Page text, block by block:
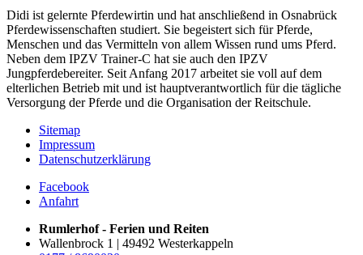
Didi ist gelernte Pferdewirtin und hat anschließend in Osnabrück
Pferdewissenschaften studiert. Sie begeistert sich für Pferde,
Menschen und das Vermitteln von allem Wissen rund ums Pferd.
Neben dem IPZV Trainer-C hat sie auch den IPZV
Jungpferdebereiter. Seit Anfang 2017 arbeitet sie voll auf dem
elterlichen Betrieb mit und ist hauptverantwortlich für die tägliche
Versorgung der Pferde und die Organisation der Reitschule.
Sitemap
Impressum
Datenschutzerklärung
Facebook
Anfahrt
Rumlerhof - Ferien und Reiten
Wallenbrock 1 | 49492 Westerkappeln